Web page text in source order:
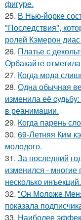
фигуре.
25. В Нью-йорке
"Последствия",
ролей Кэмерон
26. Платье с
Орбакайте
27. Когда мода
28. Одна обычная
изменила её
в реанимaции.
29. Когда парень
30. 69-Летняя Ким
молодого.
31. За последний
изменился - многие
несколько инъекций.
32. "Он Моложе
показала
33. Наиболее